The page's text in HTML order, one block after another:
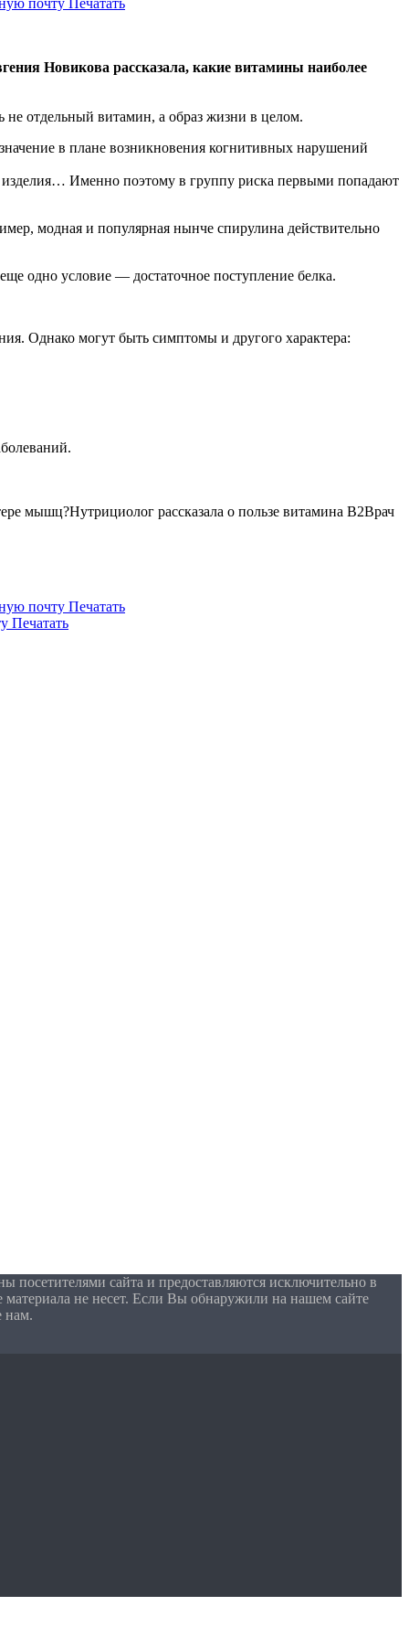
Новикова рассказала, какие витамины наиболее
не отдельный витамин, а образ жизни в целом.
в плане возникновения когнитивных нарушений
Именно поэтому в группу риска первыми попадают
модная и популярная нынче спирулина действительно
одно условие — достаточное поступление белка.
Однако могут быть симптомы и другого характера:
мышц?Нутрициолог рассказала о пользе витамина В2Врач
почту Печатать
Печатать
сайта и предоставляются исключительно в
материала не несет. Если Вы обнаружили на нашем сайте
нам.